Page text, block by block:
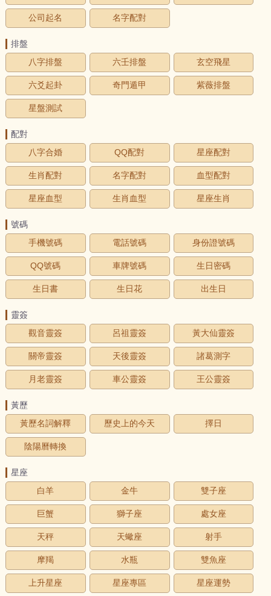
公司起名 名字配對
排盤
八字排盤
六壬排盤 玄空飛星
六爻起卦 奇門遁甲 紫薇排盤
星盤測試
配對
八字合婚
QQ配對 星座配對
生肖配對 名字配對 血型配對
星座血型 生肖血型 星座生肖
號碼
手機號碼
電話號碼 身份證號碼
QQ號碼 車牌號碼 生日密碼
生日書 生日花 出生日
靈簽
觀音靈簽
呂祖靈簽 黃大仙靈簽
關帝靈簽 天後靈簽 諸葛測字
月老靈簽 車公靈簽 王公靈簽
黃歷
黃歷名詞解釋
歷史上的今天 擇日
陰陽曆轉換
星座
白羊
金牛 雙子座
巨蟹 獅子座 處女座
天秤 天蠍座 射手
摩羯 水瓶 雙魚座
上升星座 星座專區 星座運勢